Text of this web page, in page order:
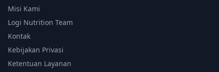
Misi Kami
Logi Nutrition Team
Kontak
Kebijakan Privasi
Ketentuan Layanan